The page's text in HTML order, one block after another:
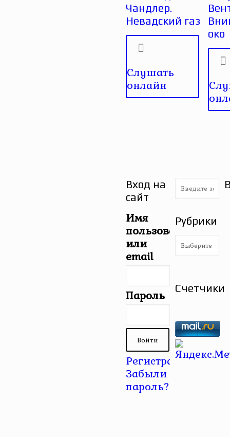
Чандлер.
Невадский газ
Слушать
онлайн
око
Вход на
сайт
Имя
пользователя
или
email
Пароль
Регистрация |
Забыли
пароль?
Рубрики
Рубрики
Счетчики